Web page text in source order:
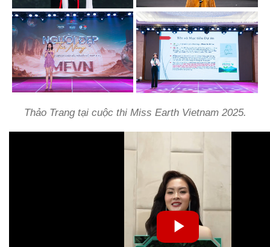
Thảo Trang tại cuộc thi Miss Earth Vietnam 2025.